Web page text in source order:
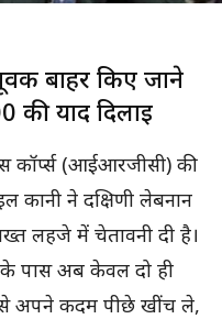
बाहर किए जाने
की याद दिलाई
कॉर्प्स (आईआरजीसी) की
कानी ने दक्षिणी लेबनान
लहजे में चेतावनी दी है।
के पास अब केवल दो ही
अपने कदम पीछे खींच ले,